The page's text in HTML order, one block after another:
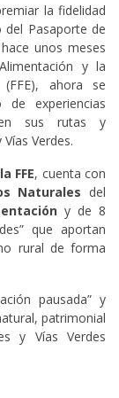
la fidelidad
del Pasaporte de
unos meses
y la
(FFE), ahora se
experiencias
sus rutas y
Verdes.
FFE, cuenta con
Naturales del
y de 8
que aportan
rural de forma
pausada” y
patrimonial
y Vías Verdes